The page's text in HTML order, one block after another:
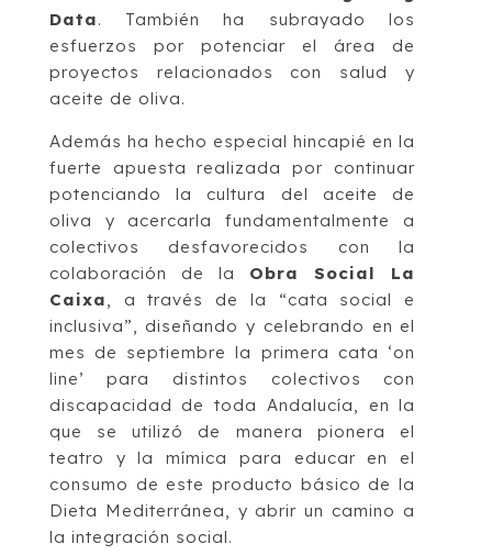
Data. También ha subrayado los
esfuerzos por potenciar el área de
proyectos relacionados con salud y
aceite de oliva.
Además ha hecho especial hincapié en la
fuerte apuesta realizada por continuar
potenciando la cultura del aceite de
oliva y acercarla fundamentalmente a
colectivos desfavorecidos con la
colaboración de la Obra Social La
Caixa, a través de la “cata social e
inclusiva”, diseñando y celebrando en el
mes de septiembre la primera cata ‘on
line’ para distintos colectivos con
discapacidad de toda Andalucía, en la
que se utilizó de manera pionera el
teatro y la mímica para educar en el
consumo de este producto básico de la
Dieta Mediterránea, y abrir un camino a
la integración social.